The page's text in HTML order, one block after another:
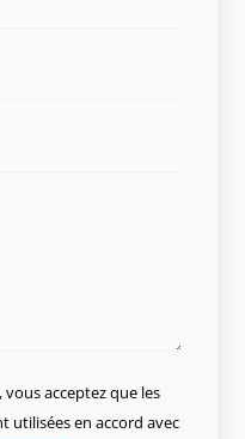
acceptez que les
en accord avec